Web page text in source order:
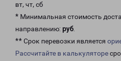
вт, чт, сб
* Минимальная стоимость
направлению: руб.
** Срок перевозки является
Рассчитайте в калькуляторе